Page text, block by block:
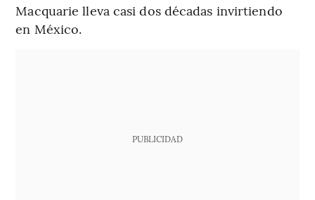
Macquarie lleva casi dos décadas invirtiendo
en México.
PUBLICIDAD